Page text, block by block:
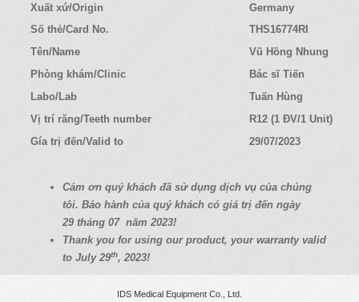
g
Xuất xứ/Origin
Germany
Số thẻ/Card No.
THS16774RI
Tên/Name
Vũ Hồng Nhung
Phòng khám/Clinic
Bác sĩ Tiến
Labo/Lab
Tuấn Hùng
Vị trí răng/Teeth number
R12 (1 ĐV/1 Unit)
Gía trị đến/Valid to
29/07/2023
Cảmơn quý khách đã sử dụng dịch vụ của chúng
tôi. Bảo hành của quý khách có giá trị đến ngày
29 tháng 07 năm 2023!
Thank you for using our product, your warranty valid
to July 29th, 2023!
IDS Medical Equipment Co., Ltd.